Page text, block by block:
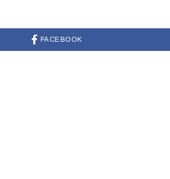
FACEBOOK